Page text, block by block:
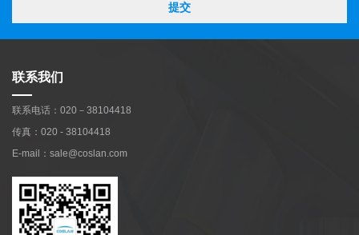
提交
联系我们
联系电话：020－38104418
传真：020 - 38104418
E-mail：sale@coslan.com